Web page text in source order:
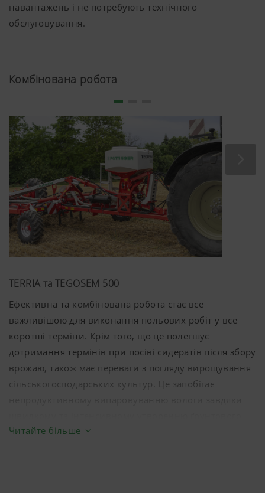
навантажень і не потребують технічного
обслуговування.
Комбінована робота
TERRIA та TEGOSEM 500
Ефективна та комбінована робота стає все
важливішою для виконання польових робіт у все
коротші терміни. Крім того, що це полегшує
дотримання термінів при посіві сидератів після збору
врожаю, також має переваги з погляду вирощування
сільськогосподарських культур. Це запобігає
покриву. Надлишок азоту в ґрунті також
Читайте більше